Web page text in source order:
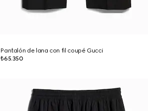
Pantalón de lana con fil coupé Gucci
₺65.350